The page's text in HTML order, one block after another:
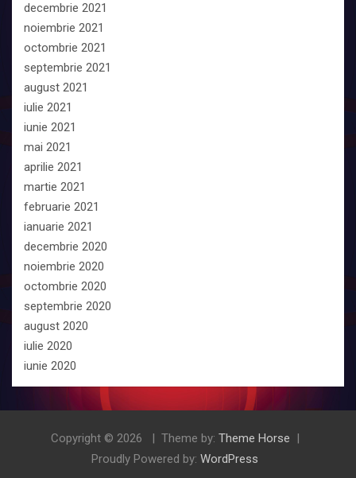
decembrie 2021
noiembrie 2021
octombrie 2021
septembrie 2021
august 2021
iulie 2021
iunie 2021
mai 2021
aprilie 2021
martie 2021
februarie 2021
ianuarie 2021
decembrie 2020
noiembrie 2020
octombrie 2020
septembrie 2020
august 2020
iulie 2020
iunie 2020
Copyright © 2026 Theme by: Theme Horse
Proudly Powered by: WordPress